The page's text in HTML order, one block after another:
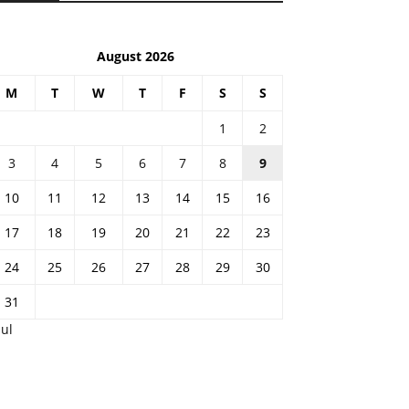
August 2026
M T W T F S S
1
2
3
4 5 6 7 8
9
10
11 12 13 14 15
16
17
18 19 20 21 22
23
24
25 26 27 28 29
30
31